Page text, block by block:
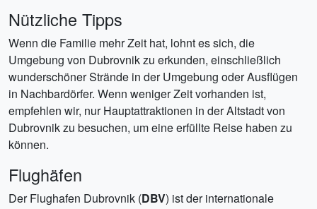
Nützliche Tipps
Wenn die Familie mehr Zeit hat, lohnt es sich, die
Umgebung von Dubrovnik zu erkunden, einschließlich
wunderschöner Strände in der Umgebung oder Ausflügen
in Nachbardörfer. Wenn weniger Zeit vorhanden ist,
empfehlen wir, nur Hauptattraktionen in der Altstadt von
Dubrovnik zu besuchen, um eine erfüllte Reise haben zu
können.
Flughäfen
Der Flughafen Dubrovnik (DBV) ist der internationale